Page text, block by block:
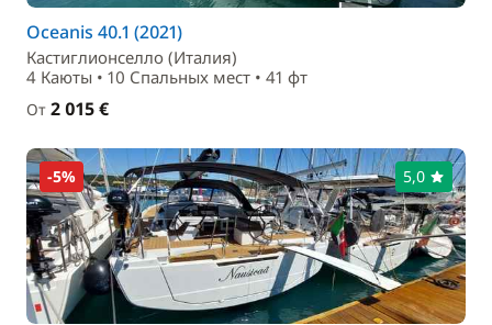
Oceanis 40.1 (2021)
Кастиглионселло (Италия)
4 Каюты • 10 Спальныx мест • 41 фт
От 2 015 €
-5% 5,0